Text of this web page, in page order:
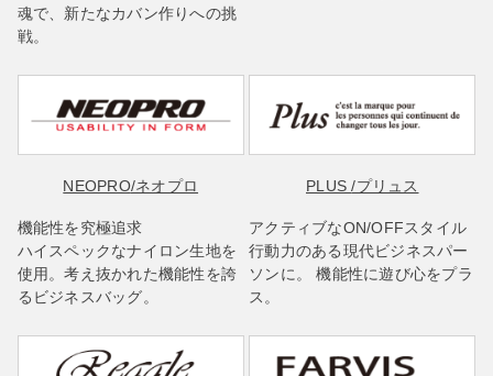
魂で、新たなカバン作りへの挑
戦。
NEOPRO/ネオプロ
機能性を究極追求
ハイスペックなナイロン生地を
使用。考え抜かれた機能性を誇
るビジネスバッグ。
PLUS/プリュス
アクティブなON/OFFスタイル
行動力のある現代ビジネスパー
ソンに。 機能性に遊び心をプラ
ス。